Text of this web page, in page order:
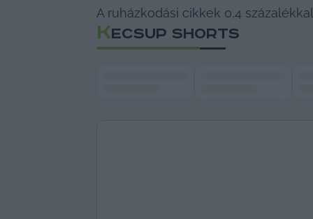
A ruházkodási cikkek 0,4
KECSUP SHORTS